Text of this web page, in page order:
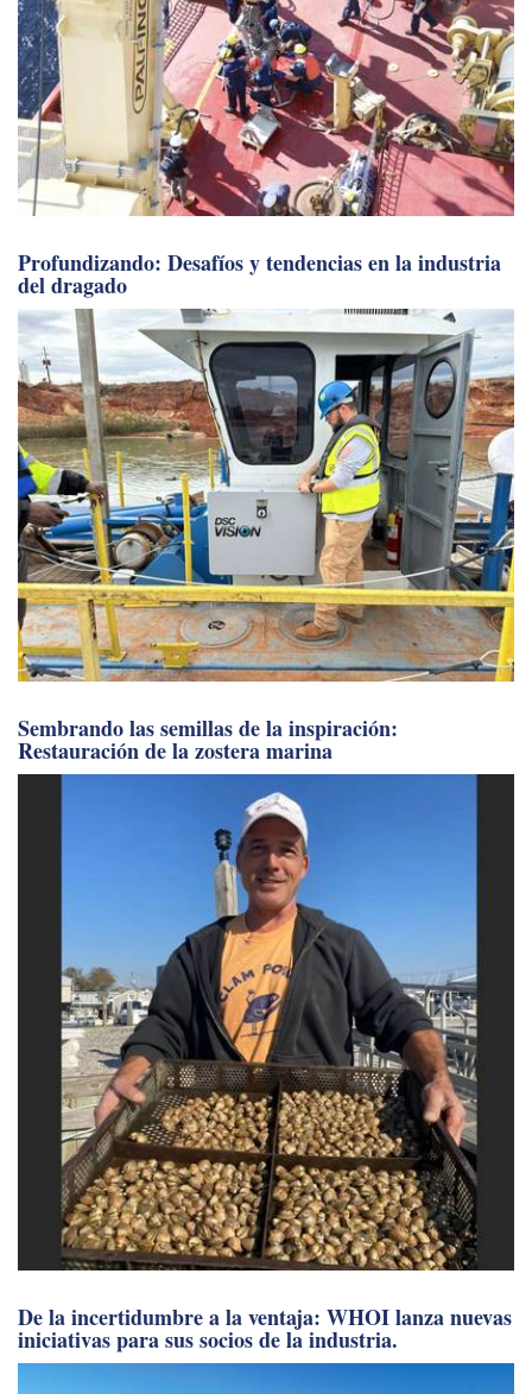
Profundizando: Desafíos y tendencias en la industria
del dragado
Sembrando las semillas de la inspiración:
Restauración de la zostera marina
De la incertidumbre a la ventaja: WHOI lanza nuevas
iniciativas para sus socios de la industria.